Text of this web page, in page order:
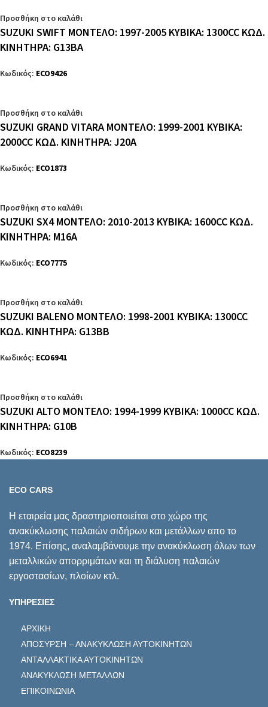
Προσθήκη στο καλάθι
SUZUKI SWIFT ΜΟΝΤΕΛΟ: 1997-2005 ΚΥΒΙΚΑ: 1300CC ΚΩΔ.
ΚΙΝΗΤΗΡΑ: G13BA
Κωδικός: ECO9426
Προσθήκη στο καλάθι
SUZUKI GRAND VITARA ΜΟΝΤΕΛΟ: 1999-2001 ΚΥΒΙΚΑ:
2000CC ΚΩΔ. ΚΙΝΗΤΗΡΑ: J20A
Κωδικός: ECO1873
Προσθήκη στο καλάθι
SUZUKI SX4 ΜΟΝΤΕΛΟ: 2010-2013 ΚΥΒΙΚΑ: 1600CC ΚΩΔ.
ΚΙΝΗΤΗΡΑ: M16A
Κωδικός: ECO7775
Προσθήκη στο καλάθι
SUZUKI BALENO ΜΟΝΤΕΛΟ: 1998-2001 ΚΥΒΙΚΑ: 1300CC
ΚΩΔ. ΚΙΝΗΤΗΡΑ: G13BB
Κωδικός: ECO6941
Προσθήκη στο καλάθι
SUZUKI ALTO ΜΟΝΤΕΛΟ: 1994-1999 ΚΥΒΙΚΑ: 1000CC ΚΩΔ.
ΚΙΝΗΤΗΡΑ: G10B
Κωδικός: ECO8239
ECO CARS
Η εταιρεία μας δραστηριοποιείται στο χώρο της
ανακύκλωσης παλαιών σιδήρων και μετάλλων απο το
1974. Επίσης, αναλαμβάνουμε την ανακύκλωση όλων των
μεταλλικών απορριμάτων και τη διάλυση παλαιών
εργοστασίων, πλοίων κτλ.
ΥΠΗΡΕΣΙΕΣ
ΑΡΧΙΚΗ
ΑΠΟΣΥΡΣΗ – ΑΝΑΚΥΚΛΩΣΗ ΑΥΤΟΚΙΝΗΤΩΝ
ΑΝΤΑΛΛΑΚΤΙΚΑ ΑΥΤΟΚΙΝΗΤΩΝ
ΑΝΑΚΥΚΛΩΣΗ ΜΕΤΑΛΛΩΝ
ΕΠΙΚΟΙΝΩΝΙΑ